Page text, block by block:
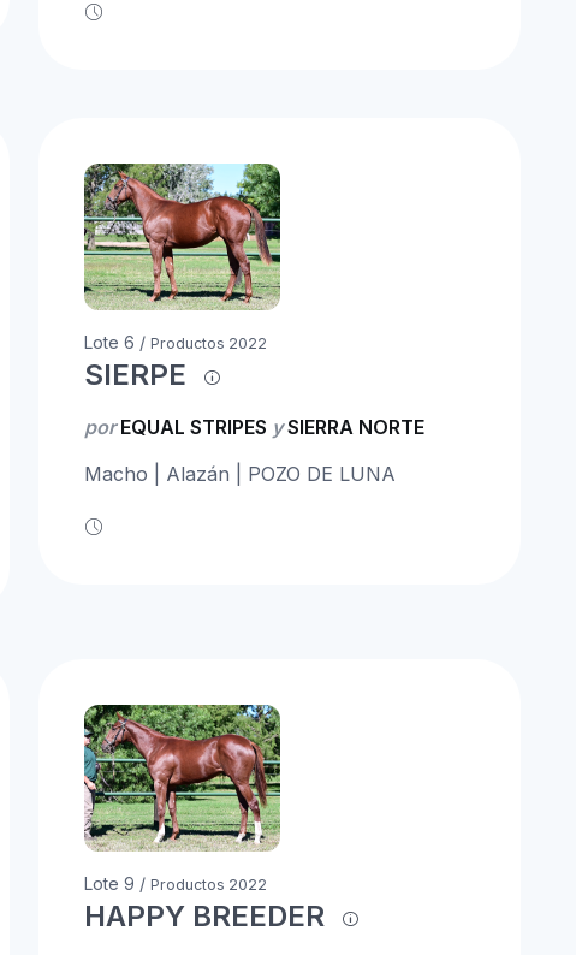
Lote 6 / Productos 2022
SIERPE
porEQUAL STRIPES ySIERRA NORTE
Macho | Alazán | POZO DE LUNA
Lote 9 / Productos 2022
HAPPY BREEDER